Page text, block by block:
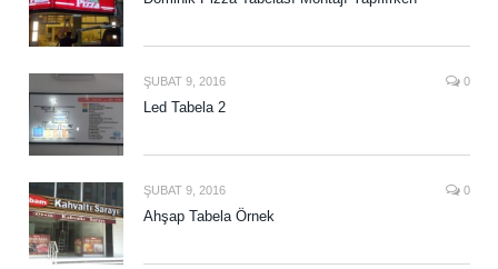
ŞUBAT 9, 2016 0
Led Tabela 2
ŞUBAT 9, 2016 0
Ahşap Tabela Örnek